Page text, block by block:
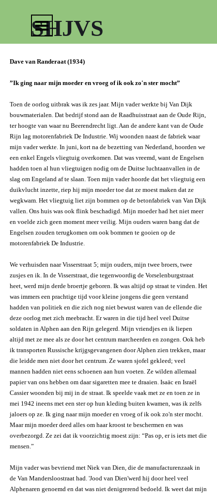
SHJVS
Dave van Randeraat (1934)
”Ik ging naar mijn moeder en vroeg of ik ook zo'n ster mocht”
Toen de oorlog uitbrak was ik zes jaar. Mijn vader werkte bij Van Dijk
bouwmaterialen. Dat bedrijf stond aan de Raadhuisstraat aan de Oude Rijn,
ter hoogte van waar nu Beerendrecht ligt. Aan de andere kant van de Oude
Rijn lag motorenfabriek De Industrie. Wij woonden naast de fabriek waar
mijn vader werkte. In juni, kort na de bezetting van Nederland, hoorden we
een enkel Engels vliegtuig overkomen. Dat was vreemd, want de Engelsen
hadden toen al hun vliegtuigen nodig om de Duitse luchtaanvallen in de
slag om Engeland af te slaan. Toen mijn vader hoorde dat het vliegtuig een
duikvlucht inzette, riep hij mijn moeder toe dat ze moest maken dat ze
wegkwam. Het vliegtuig liet zijn bommen op de betonfabriek van Van Dijk
vallen. Ons huis was ook flink beschadigd. Mijn moeder had het niet meer
en voelde zich geen moment meer veilig. Mijn ouders waren bang dat de
Engelsen zouden terugkomen om ook bommen te gooien op de
motorenfabriek De Industrie.
We verhuisden naar Visserstraat 5; mijn ouders, mijn twee broers, twee
zusjes en ik. In de Visserstraat, die tegenwoordig de Vorselenburgstraat
heet, werd mijn derde broertje geboren. Ik was altijd op straat te vinden. Het
was immers een prachtige tijd voor kleine jongens die geen verstand
hadden van politiek en die zich nog niet bewust waren van de ellende die
deze oorlog met zich meebracht. Er waren in die tijd heel veel Duitse
soldaten in Alphen aan den Rijn gelegerd. Mijn vriendjes en ik liepen
altijd met ze mee als ze door het centrum marcheerden en zongen. Ook heb
ik transporten Russische krijgsgevangenen door Alphen zien trekken, maar
die leidde men niet door het centrum. Ze waren sjofel gekleed; veel
mannen hadden niet eens schoenen aan hun voeten. Ze wilden allemaal
papier van ons hebben om daar sigaretten mee te draaien. Isaäc en Israël
Cassier woonden bij mij in de straat. Ik speelde vaak met ze en toen ze in
mei 1942 ineens met een ster op hun kleding buiten kwamen, was ik zelfs
jaloers op ze. Ik ging naar mijn moeder en vroeg of ik ook zo'n ster mocht.
Maar mijn moeder deed alles om haar kroost te beschermen en was
overbezorgd. Ze zei dat ik voorzichtig moest zijn: “Pas op, er is iets met die
mensen.”
Mijn vader was bevriend met Niek van Dien, die de manufacturenzaak in
de Van Mandersloostraat had. 'Jood van Dien'werd hij door heel veel
Alphenaren genoemd en dat was niet denigrerend bedoeld. Ik weet dat mijn